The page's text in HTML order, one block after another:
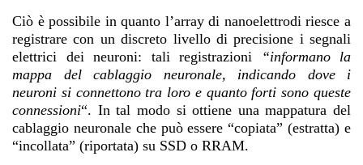
Ciò è possibile in quanto l’array di nanoelettrodi riesce a
registrare con un discreto livello di precisione i segnali
elettrici dei neuroni: tali registrazioni
“informano la
mappa del cablaggio neuronale, indicando dove i
neuroni si connettono tra loro e quanto forti sono queste
connessioni“. In tal modo si ottiene una mappatura del
cablaggio neuronale che può essere “copiata” (estratta) e
“incollata” (riportata) su SSD o RRAM.